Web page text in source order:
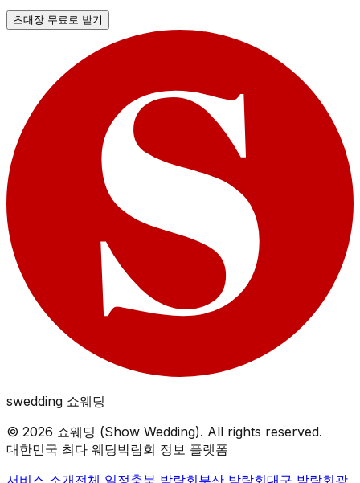
초대장 무료로 받기
swedding 쇼웨딩
© 2026 쇼웨딩 (Show Wedding). All rights reserved.
대한민국 최다 웨딩박람회 정보 플랫폼